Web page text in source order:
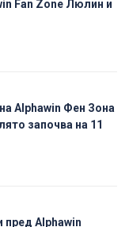
Fan Zone Люлин и
Alphawin Фен Зона
започва на 11
пред Alphawin